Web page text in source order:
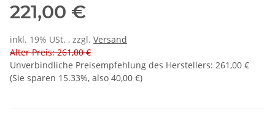
221,00 €
inkl. 19% USt. , zzgl. Versand
Alter Preis: 261,00 €
Unverbindliche Preisempfehlung des Herstellers: 261,00 €
(Sie sparen 15.33%, also 40,00 €)